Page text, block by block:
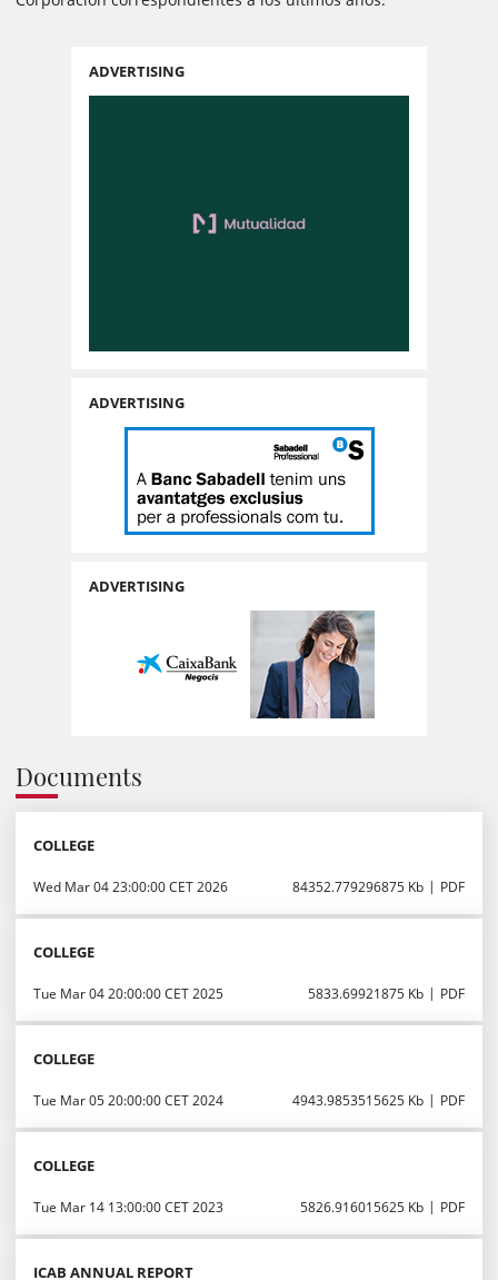
ADVERTISING
ADVERTISING
ADVERTISING
Documents
COLLEGE
Wed Mar 04 23:00:00 CET 2026 84352.779296875 Kb PDF
COLLEGE
Tue Mar 04 20:00:00 CET 2025 5833.69921875 Kb PDF
COLLEGE
Tue Mar 05 20:00:00 CET 2024 4943.9853515625 Kb PDF
COLLEGE
Tue Mar 14 13:00:00 CET 2023 5826.916015625 Kb PDF
ICAB ANNUAL REPORT